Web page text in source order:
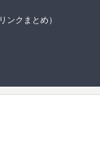
ンクまとめ）